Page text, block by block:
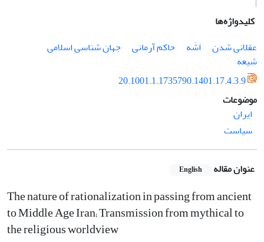
کلیدواژه‌ها
عقلانی شدن
اَشَه حاکم آرمانی
جهان شناسی اسلامی
شیعه
20.1001.1.1735790.1401.17.4.3.9
موضوعات
ایران
سیاست
عنوان مقاله English
The nature of rationalization in passing from ancient
to Middle Age Iran; Transmission from mythical to
the religious worldview